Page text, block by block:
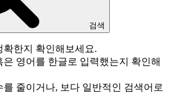
검색
확한지 확인해보세요.
영어를 한글로 입력했는지 확인해
를 줄이거나, 보다 일반적인 검색어로